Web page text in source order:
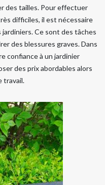
des tailles. Pour effectuer
difficiles, il est nécessaire
Ce sont des tâches
des blessures graves. Dans
confiance à un jardinier
des prix abordables alors
travail.